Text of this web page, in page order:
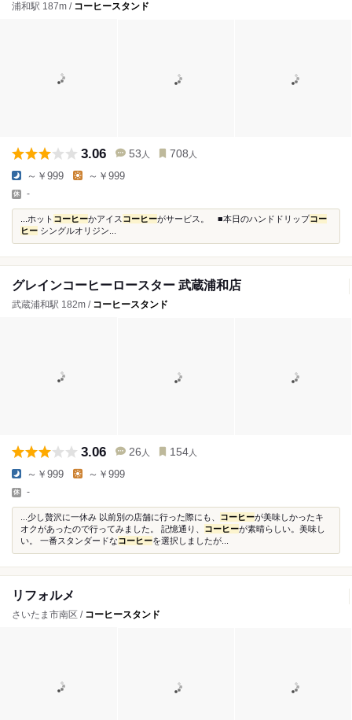
浦和駅 187m / コーヒースタンド
3.06 53 人 708 人
～￥999 ～￥999
-
...ホット コーヒーかアイス コーヒーがサービス。 ■本日のハンドドリップコー
ヒー シングルオリジン...
グレインコーヒーロースター 武蔵浦和店
武蔵浦和駅 182m / コーヒースタンド
3.06 26 人 154 人
～￥999 ～￥999
-
...少し贅沢に一休み 以前別の店舗に行った際にも、 コーヒーが美味しかったキ
オクがあったので行ってみました。 記憶通り、 コーヒーが素晴らしい。美味し
い。 一番スタンダードなコーヒーを選択しましたが...
リフォルメ
さいたま市南区 / コーヒースタンド